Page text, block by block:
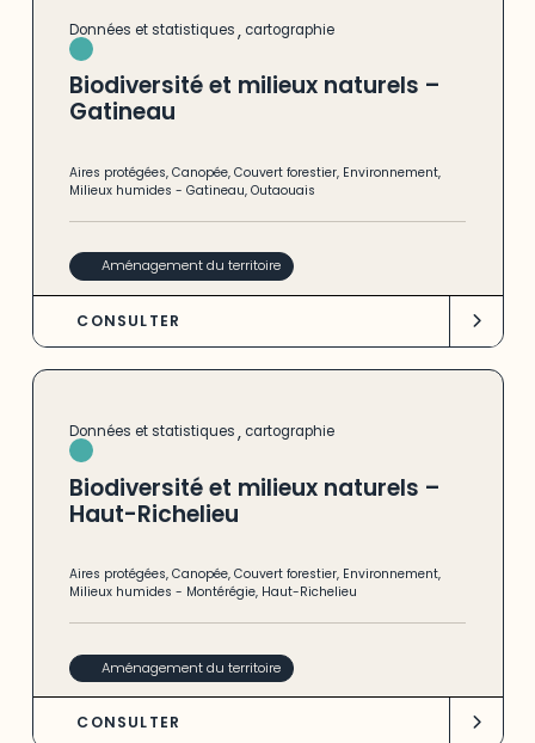
Données et statistiques, cartographie
Biodiversité et milieux naturels –
Gatineau
Aires protégées,Canopée,Couvert forestier, Environnement,
Milieux humides -Gatineau,Outaouais
Aménagement du territoire
CONSULTER
Données et statistiques, cartographie
Biodiversité et milieux naturels –
Haut-Richelieu
Aires protégées,Canopée,Couvert forestier, Environnement,
Milieux humides - Montérégie, Haut-Richelieu
Aménagement du territoire
CONSULTER